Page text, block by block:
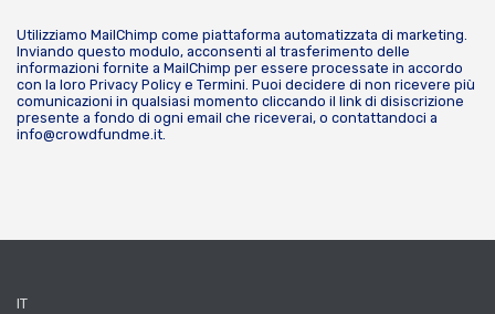
Utilizziamo MailChimp come piattaforma automatizzata di marketing.
Inviando questo modulo, acconsenti al trasferimento delle
informazioni fornite a MailChimp per essere processate in accordo
con la loro Privacy Policy e Termini. Puoi decidere di non ricevere più
comunicazioni in qualsiasi momento cliccando il link di disiscrizione
presente a fondo di ogni email che riceverai, o contattandoci a
info@crowdfundme.it.
IT